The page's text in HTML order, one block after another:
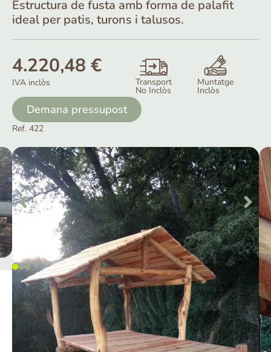
Estructura de fusta amb forma de palafit
ideal per patis, turons i talusos.
4.220,48 €
IVA inclòs Transport
No Inclòs
Muntatge
Inclòs
Demana pressupost
Ref. 422
Més informació sobre Cabana de
fusta – Palafit
Les casetes de fusta són estructures
fantàstiques per als patis escolars.